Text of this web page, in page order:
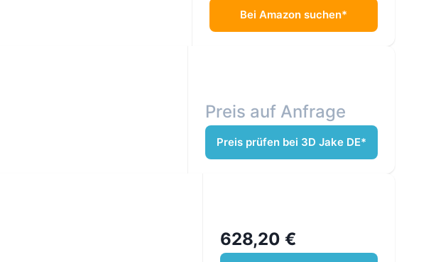
Bei Amazon suchen*
Preis auf Anfrage
Preis prüfen bei 3D Jake DE*
628,20 €